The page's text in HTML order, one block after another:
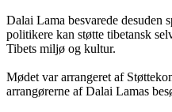
Dalai Lama besvarede desuden
politikere kan støtte tibetansk
Tibets miljø og kultur.
Mødet var arrangeret af
arrangørerne af Dalai Lamas